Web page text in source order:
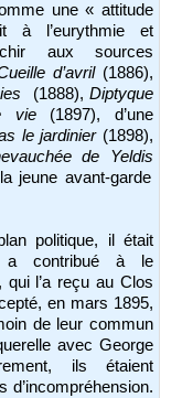
une « attitude
à l’eurythmie et
aux sources
d’avril (1886),
(1888), Diptyque
vie(1897), d’une
le jardinier(1898),
de Yeldis
jeune avant-garde
politique, il était
a contribué à le
qui l’a reçu au Clos
en mars 1895,
de leur commun
avec George
ils étaient
d’incompréhension.